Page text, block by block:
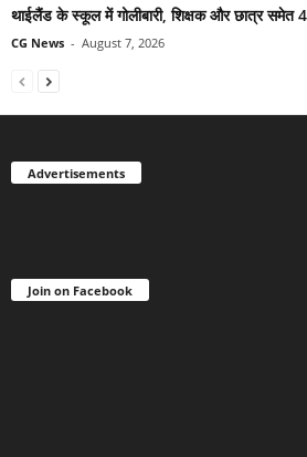
थाईलैंड के स्कूल में गोलीबारी, शिक्षक और छात्र समेत 4
CG News - August 7, 2026
Advertisements
Join on Facebook